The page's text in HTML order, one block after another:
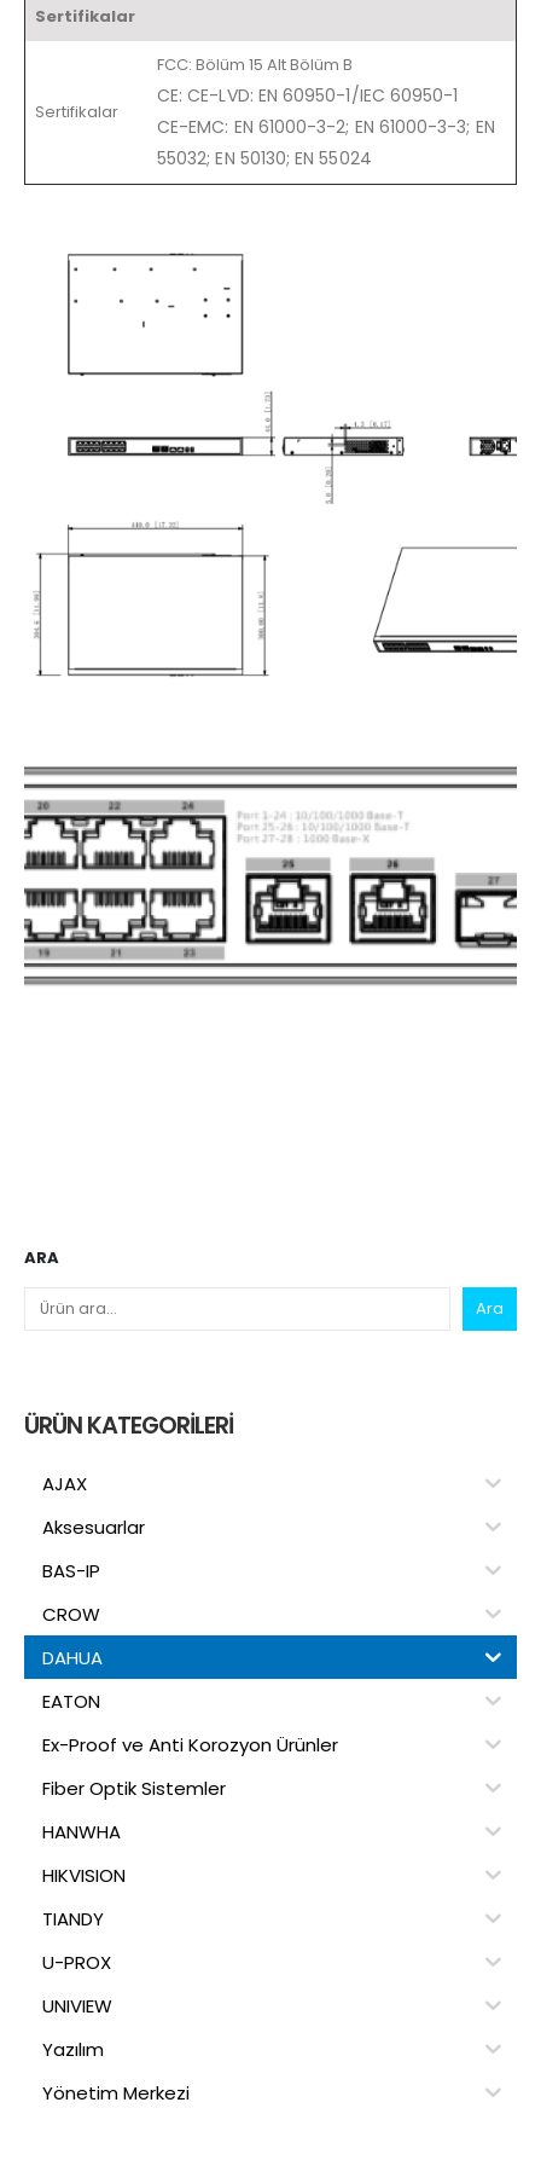
Sertifikalar
Sertifikalar
FCC: Bölüm 15 Alt Bölüm B
CE: CE-LVD: EN 60950-1/IEC 60950-1
CE-EMC: EN 61000-3-2; EN 61000-3-3; EN
55032; EN 50130; EN 55024
ARA
Ara
ÜRÜN KATEGORILERI
AJAX
Aksesuarlar
BAS-IP
CROW
DAHUA
EATON
Ex-Proof ve Anti Korozyon Ürünler
Fiber Optik Sistemler
HANWHA
HIKVISION
TIANDY
U-PROX
UNIVIEW
Yazılım
Yönetim Merkezi